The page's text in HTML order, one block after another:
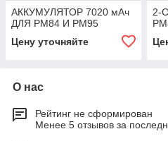
АККУМУЛЯТОР 7020 мАч
ДЛЯ PM84 И PM95
Цену уточняйте
2-
О нас
Рейтинг не сформирован
Менее 5 отзывов за